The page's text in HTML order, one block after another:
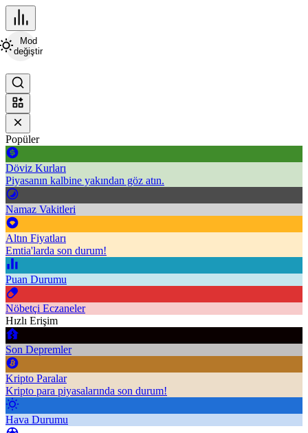
Mod
değiştir
Popüler
Döviz Kurları
Piyasanın kalbine yakından göz atın.
Namaz Vakitleri
Altın Fiyatları
Emtia'larda son durum!
Puan Durumu
Nöbetçi Eczaneler
Hızlı Erişim
Son Depremler
Kripto Paralar
Kripto para piyasalarında son durum!
Hava Durumu